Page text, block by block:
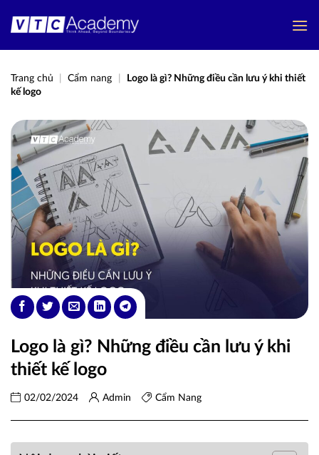
qua
Trang chủ Cẩm nang
Logo là gì? Những điều cần lưu ý khi thiết
kế logo
Logo là gì? Những điều cần lưu ý khi
thiết kế logo
02/02/2024 Admin Cẩm Nang